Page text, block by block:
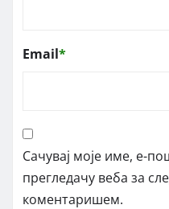
Email*
Сачувај моје име, е-
прегледачу веба за
коментаришем.